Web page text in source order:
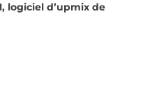
logiciel d’upmix de